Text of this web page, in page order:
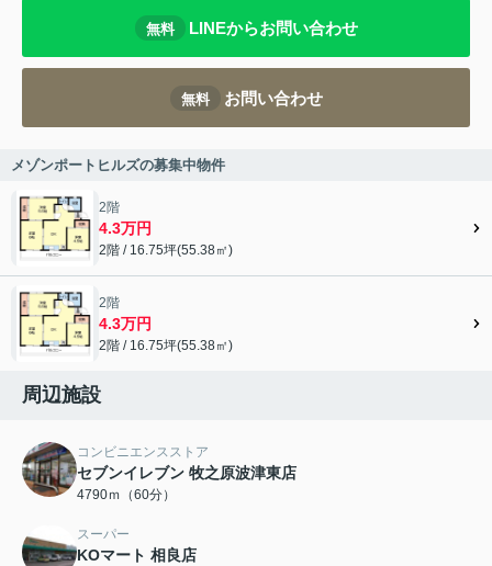
無料 LINEからお問い合わせ
無料 お問い合わせ
メゾンポートヒルズの募集中物件
2階
4.3万円
2階 / 16.75坪(55.38㎡)
2階
4.3万円
2階 / 16.75坪(55.38㎡)
周辺施設
コンビニエンスストア
セブンイレブン 牧之原波津東店
4790ｍ（60分）
スーパー
KOマート 相良店